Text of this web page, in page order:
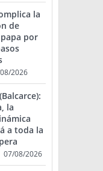
la
de
por
2026
la
a toda la
07/08/2026